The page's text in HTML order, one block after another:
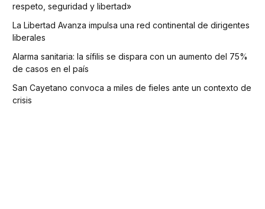
respeto, seguridad y libertad»
La Libertad Avanza impulsa una red continental de dirigentes
liberales
Alarma sanitaria: la sífilis se dispara con un aumento del 75%
de casos en el país
San Cayetano convoca a miles de fieles ante un contexto de
crisis